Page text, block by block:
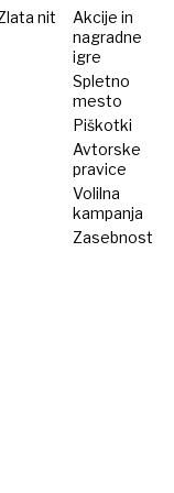
nit
Akcije in
nagradne
igre
Spletno
mesto
Piškotki
Avtorske
pravice
Volilna
kampanja
Zasebnost